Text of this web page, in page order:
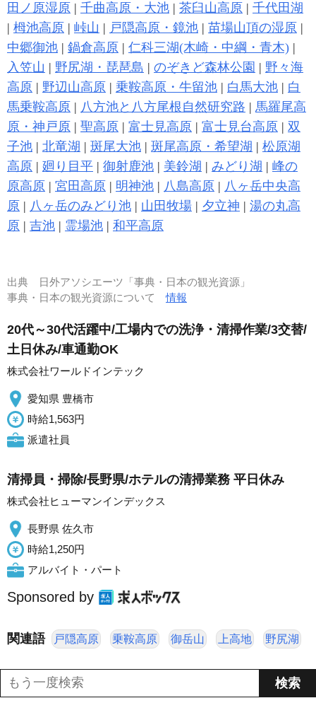
田ノ原湿原 | 千曲高原・大池 | 茶臼山高原 | 千代田湖
| 栂池高原 | 峠山 | 戸隠高原・鏡池 | 苗場山頂の湿原 |
中郷御池 | 鍋倉高原 | 仁科三湖(木崎・中綱・青木) |
入笠山 | 野尻湖・琵琶島 | のぞきど森林公園 | 野々海
高原 | 野辺山高原 | 乗鞍高原・牛留池 | 白馬大池 | 白
馬乗鞍高原 | 八方池と八方尾根自然研究路 | 馬羅尾高
原・神戸原 | 聖高原 | 富士見高原 | 富士見台高原 | 双
子池 | 北竜湖 | 斑尾大池 | 斑尾高原・希望湖 | 松原湖
高原 | 廻り目平 | 御射鹿池 | 美鈴湖 | みどり湖 | 峰の
原高原 | 宮田高原 | 明神池 | 八島高原 | 八ヶ岳中央高
原 | 八ヶ岳のみどり池 | 山田牧場 | 夕立神 | 湯の丸高
原 | 吉池 | 霊場池 | 和平高原
出典
日外アソシエーツ「事典・日本の観光資源」
事典・日本の観光資源について情報
20代～30代活躍中/工場内での洗浄・清掃作業/3交替/
土日休み/車通勤OK
株式会社ワールドインテック
愛知県 豊橋市
時給1,563円
派遣社員
清掃員・掃除/長野県/ホテルの清掃業務 平日休み
株式会社ヒューマンインデックス
長野県 佐久市
時給1,250円
アルバイト・パート
Sponsored by
関連語 戸隠高原 乗鞍高原 御岳山 上高地 野尻湖